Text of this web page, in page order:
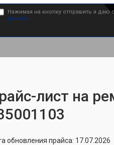
Нажимая на кнопку отправить я даю
данных.
лист на
обновления прайса: 17.07.2026